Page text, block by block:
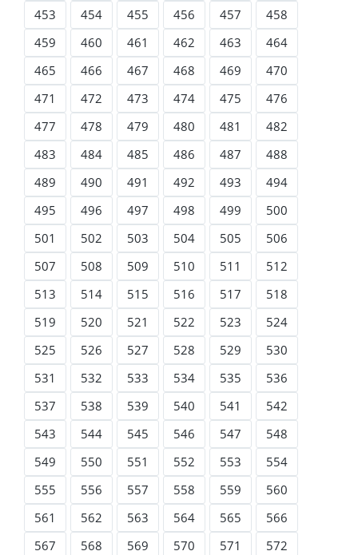
453 454 455 456 457
458
459
460 461 462 463
464
465
466 467 468 469
470
471
472 473 474 475
476
477
478 479 480 481
482
483
484 485 486 487
488
489
490 491 492 493
494
495
496 497 498 499
500
501
502 503 504 505
506
507
508 509 510 511
512
513
514 515 516 517
518
519
520 521 522 523
524
525
526 527 528 529
530
531
532 533 534 535
536
537
538 539 540 541
542
543
544 545 546 547
548
549
550 551 552 553
554
555
556 557 558 559
560
561
562 563 564 565
566
567
568 569 570 571
572